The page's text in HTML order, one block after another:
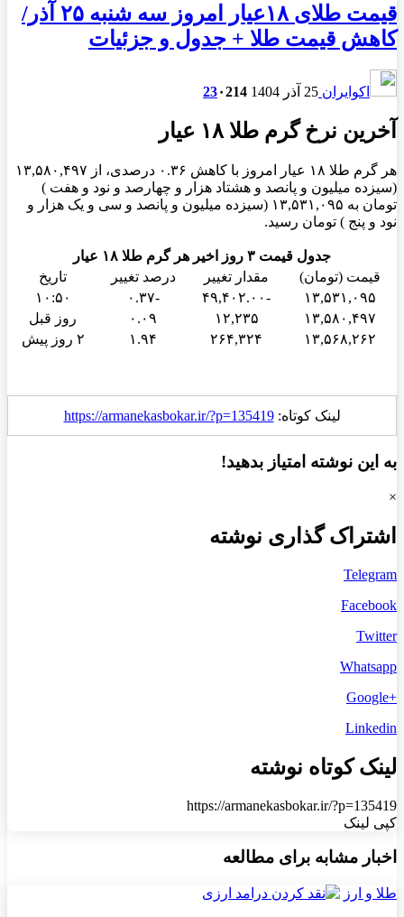
قیمت طلای ۱۸عیار امروز سه شنبه ۲۵ آذر/
کاهش قیمت طلا + جدول و جزئیات
اکوایران 25 آذر 1404 23۰214
آخرین نرخ گرم طلا ۱۸ عیار
هر گرم طلا ۱۸ عیار امروز با کاهش ۰.۳۶ درصدی، از ۱۳,۵۸۰,۴۹۷
(سیزده میلیون و پانصد و هشتاد هزار و چهارصد و نود و هفت )
تومان به ۱۳,۵۳۱,۰۹۵ (سیزده میلیون و پانصد و سی و یک هزار و
نود و پنج ) تومان رسید.
جدول قیمت ۳ روز اخیر هر گرم طلا ۱۸ عیار
قیمت (تومان)
مقدار تغییر درصد تغییر
تاریخ
۱۳,۵۳۱,۰۹۵
-۴۹,۴۰۲.۰۰ -۰.۳۷
۱۰:۵۰
۱۳,۵۸۰,۴۹۷
۱۲,۲۳۵ ۰.۰۹
روز قبل
۱۳,۵۶۸,۲۶۲
۲۶۴,۳۲۴ ۱.۹۴ ۲ روز پیش
لینک کوتاه:https://armanekasbokar.ir/?p=135419
به این نوشته امتیاز بدهید!
×
اشتراک گذاری نوشته
Telegram
Facebook
Twitter
Whatsapp
+Google
Linkedin
لینک کوتاه نوشته
https://armanekasbokar.ir/?p=135419
کپی لینک
اخبار مشابه برای مطالعه
طلا و ارز